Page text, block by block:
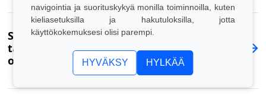
navigointia ja suorituskykyä monilla toiminnoilla, kuten
kieliasetuksilla ja hakutuloksilla, jotta
käyttökokemuksesi olisi parempi.
HYVÄKSY HYLKÄÄ
Sähköjärjestelmien kunnossapito:
tavanomainen vai poikkeuksellinen? Erot ja
olennaiset tiedot